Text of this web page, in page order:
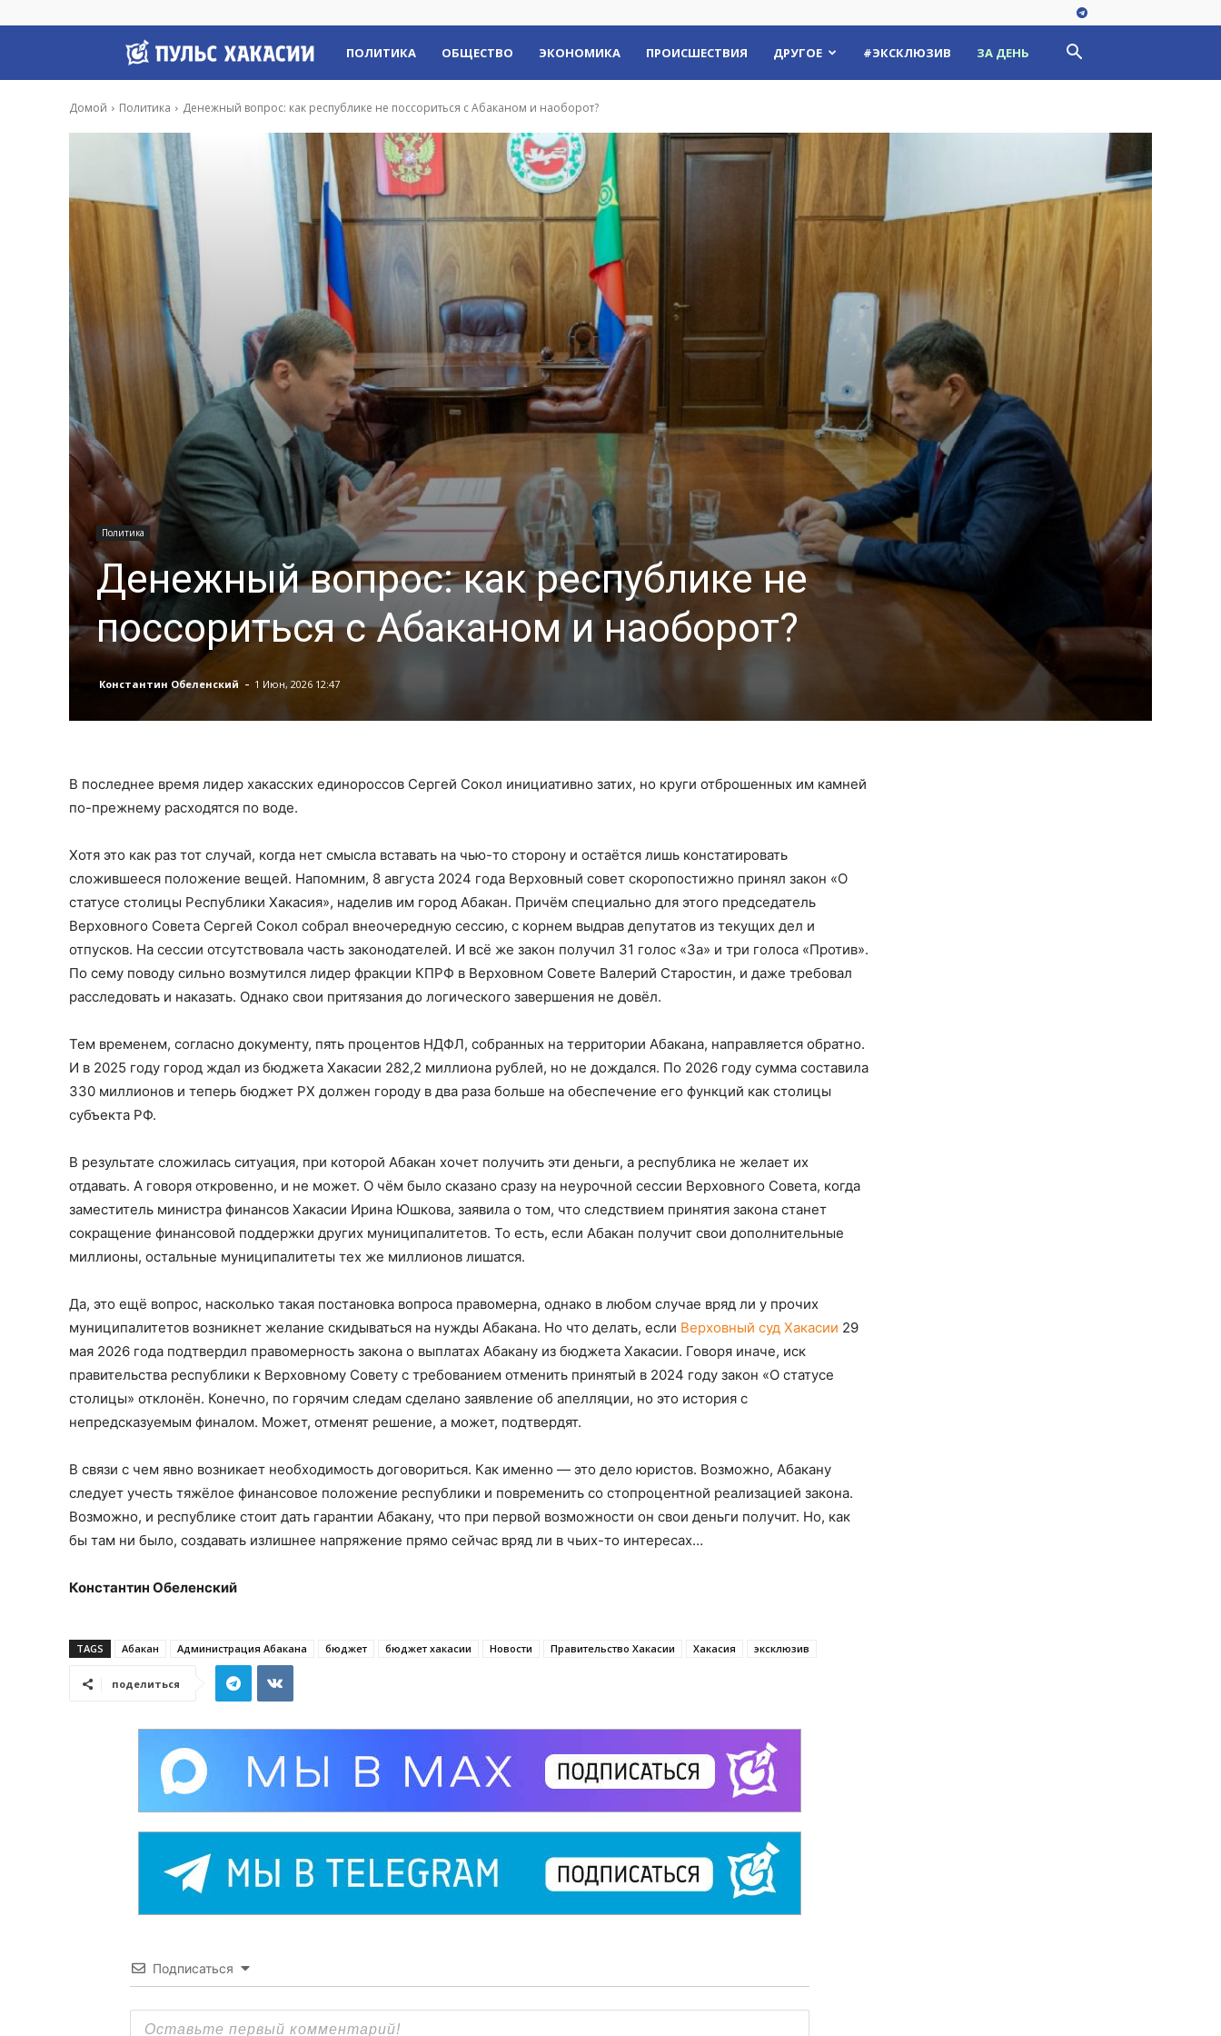
Пульс
Хакасии
ПОЛИТИКА ОБЩЕСТВО ЭКОНОМИКА ПРОИСШЕСТВИЯ ДРУГОЕ #ЭКСКЛЮЗИВ ЗА ДЕНЬ
Домой Политика Денежный вопрос: как республике не поссориться с Абаканом и наоборот?
Политика
Денежный вопрос: как республике не
поссориться с Абаканом и наоборот?
Константин Обеленский - 1 Июн, 2026 12:47
В последнее время лидер хакасских единороссов Сергей Сокол инициативно затих, но круги отброшенных им камней
по-прежнему расходятся по воде.
Хотя это как раз тот случай, когда нет смысла вставать на чью-то сторону и остаётся лишь констатировать
сложившееся положение вещей. Напомним, 8 августа 2024 года Верховный совет скоропостижно принял закон «О
статусе столицы Республики Хакасия», наделив им город Абакан. Причём специально для этого председатель
Верховного Совета Сергей Сокол собрал внеочередную сессию, с корнем выдрав депутатов из текущих дел и
отпусков. На сессии отсутствовала часть законодателей. И всё же закон получил 31 голос «За» и три голоса «Против».
По сему поводу сильно возмутился лидер фракции КПРФ в Верховном Совете Валерий Старостин, и даже требовал
расследовать и наказать. Однако свои притязания до логического завершения не довёл.
Тем временем, согласно документу, пять процентов НДФЛ, собранных на территории Абакана, направляется обратно.
И в 2025 году город ждал из бюджета Хакасии 282,2 миллиона рублей, но не дождался. По 2026 году сумма составила
330 миллионов и теперь бюджет РХ должен городу в два раза больше на обеспечение его функций как столицы
субъекта РФ.
В результате сложилась ситуация, при которой Абакан хочет получить эти деньги, а республика не желает их
отдавать. А говоря откровенно, и не может. О чём было сказано сразу на неурочной сессии Верховного Совета, когда
заместитель министра финансов Хакасии Ирина Юшкова, заявила о том, что следствием принятия закона станет
сокращение финансовой поддержки других муниципалитетов. То есть, если Абакан получит свои дополнительные
миллионы, остальные муниципалитеты тех же миллионов лишатся.
Да, это ещё вопрос, насколько такая постановка вопроса правомерна, однако в любом случае вряд ли у прочих
муниципалитетов возникнет желание скидываться на нужды Абакана. Но что делать, если Верховный суд Хакасии 29
мая 2026 года подтвердил правомерность закона о выплатах Абакану из бюджета Хакасии. Говоря иначе, иск
правительства республики к Верховному Совету с требованием отменить принятый в 2024 году закон «О статусе
столицы» отклонён. Конечно, по горячим следам сделано заявление об апелляции, но это история с
непредсказуемым финалом. Может, отменят решение, а может, подтвердят.
В связи с чем явно возникает необходимость договориться. Как именно — это дело юристов. Возможно, Абакану
следует учесть тяжёлое финансовое положение республики и повременить со стопроцентной реализацией закона.
Возможно, и республике стоит дать гарантии Абакану, что при первой возможности он свои деньги получит. Но, как
бы там ни было, создавать излишнее напряжение прямо сейчас вряд ли в чьих-то интересах…
Константин Обеленский
TAGS Абакан Администрация Абакана бюджет бюджет хакасии Новости Правительство Хакасии Хакасия эксклюзив
поделиться
Подписаться